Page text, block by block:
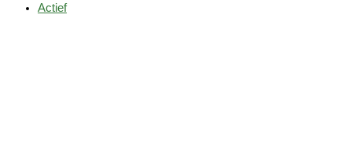
Actief